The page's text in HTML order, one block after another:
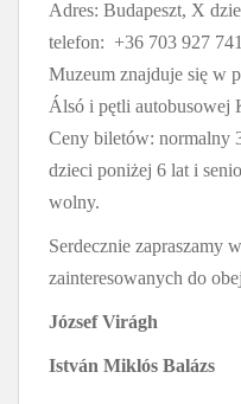
Adres: Budapeszt, X
telefon: +36 703 927
Muzeum znajduje się w
Álsó i pętli autobusowej
Ceny biletów: normalny
dzieci poniżej 6 lat i
wolny.
Serdecznie zapraszamy
zainteresowanych do
József Virágh
István Miklós Balázs